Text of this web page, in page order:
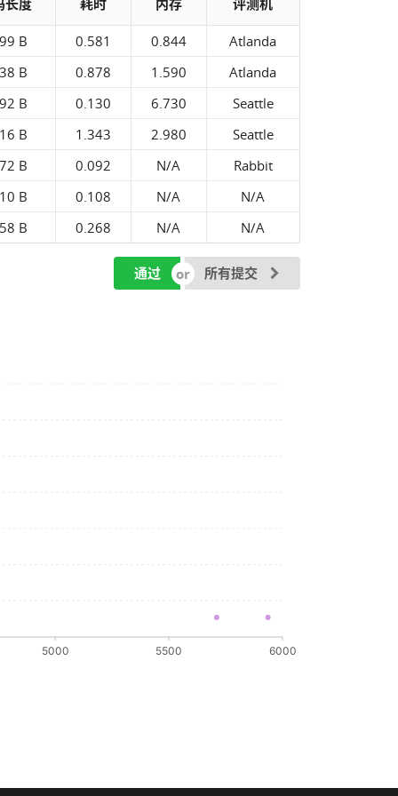
长度 耗时 内存 评测机
B 0.581 0.844
Atlanda
B
0.878 1.590
Atlanda
B
0.130 6.730
Seattle
B
1.343 2.980
Seattle
B
0.092 N/A
Rabbit
B
0.108 N/A
N/A
B
0.268 N/A N/A
通过 所有提交